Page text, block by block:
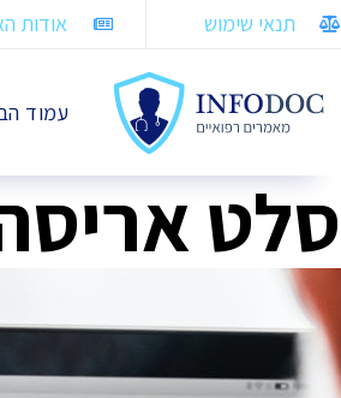
תנאי שימוש אודות
עמוד
סלט